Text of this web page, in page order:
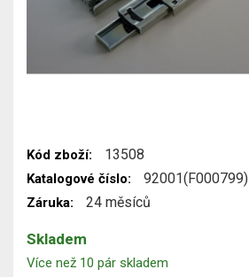
Kód zboží: 13508
Katalogové číslo: 92001(F000799)
Záruka: 24 měsíců
Skladem
Více než 10 pár skladem